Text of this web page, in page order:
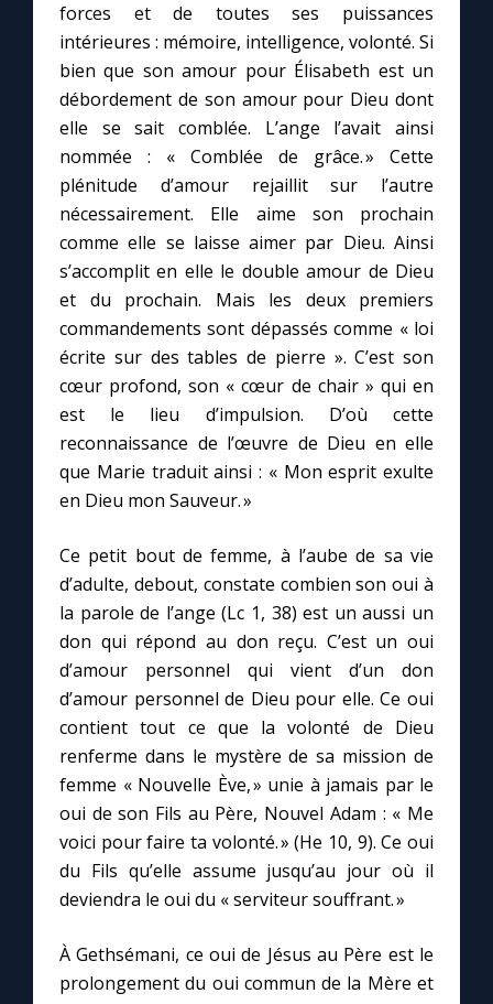
Les premiers samedis du mois
Marie qui défait les nœuds
Me consacrer à Jésus par Marie
Mes intentions de prière
Une Minute avec Marie
Une neuvaine
À la une
1000 Raisons de Croire
Contact
Faire un don
Marie de Nazareth
forces et de toutes ses puissances
intérieures : mémoire, intelligence, volonté. Si
bien que son amour pour Élisabeth est un
débordement de son amour pour Dieu dont
elle se sait comblée. L’ange l’avait ainsi
nommée : « Comblée de grâce. » Cette
plénitude d’amour rejaillit sur l’autre
nécessairement. Elle aime son prochain
comme elle se laisse aimer par Dieu. Ainsi
s’accomplit en elle le double amour de Dieu
et du prochain. Mais les deux premiers
commandements sont dépassés comme « loi
écrite sur des tables de pierre ». C’est son
cœur profond, son « cœur de chair » qui en
est le lieu d’impulsion. D’où cette
reconnaissance de l’œuvre de Dieu en elle
que Marie traduit ainsi : « Mon esprit exulte
en Dieu mon Sauveur. »
Ce petit bout de femme, à l’aube de sa vie
d’adulte, debout, constate combien son oui à
la parole de l’ange (Lc 1, 38) est un aussi un
don qui répond au don reçu. C’est un oui
d’amour personnel qui vient d’un don
d’amour personnel de Dieu pour elle. Ce oui
contient tout ce que la volonté de Dieu
renferme dans le mystère de sa mission de
femme « Nouvelle Ève, » unie à jamais par le
oui de son Fils au Père, Nouvel Adam : « Me
voici pour faire ta volonté. » (He 10, 9). Ce oui
du Fils qu’elle assume jusqu’au jour où il
deviendra le oui du « serviteur souffrant. »
À Gethsémani, ce oui de Jésus au Père est le
prolongement du oui commun de la Mère et